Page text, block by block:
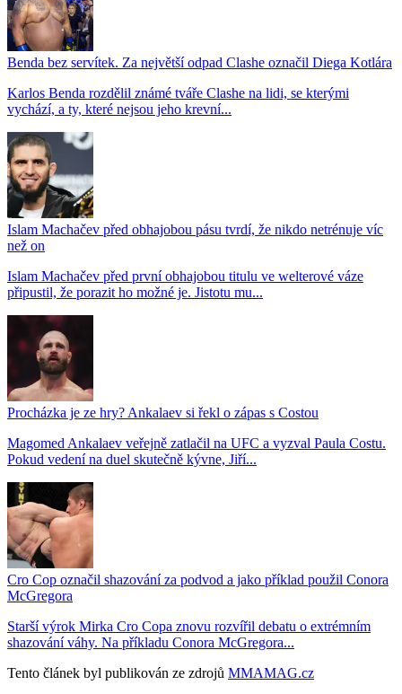
Benda bez servítek. Za největší odpad Clashe označil Diega Kotlára
Karlos Benda rozdělil známé tváře Clashe na lidi, se kterými
vychází, a ty, které nejsou jeho krevní...
Islam Machačev před obhajobou pásu tvrdí, že nikdo netrénuje víc
než on
Islam Machačev před první obhajobou titulu ve welterové váze
připustil, že porazit ho možné je. Jistotu mu...
Procházka je ze hry? Ankalaev si řekl o zápas s Costou
Magomed Ankalaev veřejně zatlačil na UFC a vyzval Paula Costu.
Pokud vedení na duel skutečně kývne, Jiří...
Cro Cop označil shazování za podvod a jako příklad použil Conora
McGregora
Starší výrok Mirka Cro Copa znovu rozvířil debatu o extrémním
shazování váhy. Na příkladu Conora McGregora...
Tento článek byl publikován ze zdrojů MMAMAG.cz